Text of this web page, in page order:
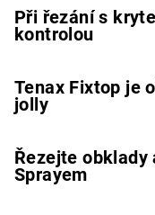
Při řezání s
kontrolou
Tenax Fixtop je
jolly
Řezejte obklady
Sprayem